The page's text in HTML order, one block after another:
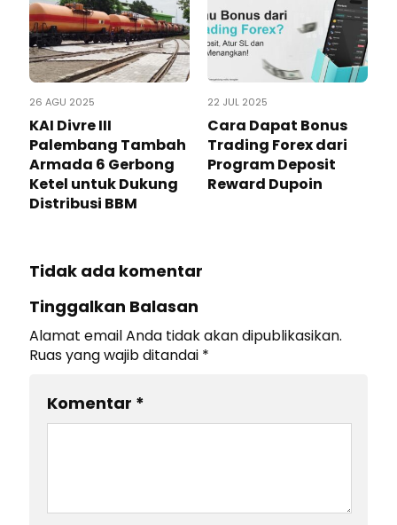
26 AGU 2025
KAI Divre III
Palembang Tambah
Armada 6 Gerbong
Ketel untuk Dukung
Distribusi BBM
22 JUL 2025
Cara Dapat Bonus
Trading Forex dari
Program Deposit
Reward Dupoin
Tidak ada komentar
Tinggalkan Balasan
Alamat email Anda tidak akan dipublikasikan.
Ruas yang wajib ditandai *
Komentar *